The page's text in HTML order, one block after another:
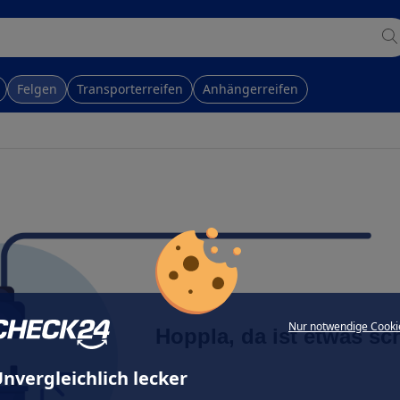
Nur notwendige
lecker
Felgen Transporterreifen Anhängerreifen
Hoppla, da ist etwas